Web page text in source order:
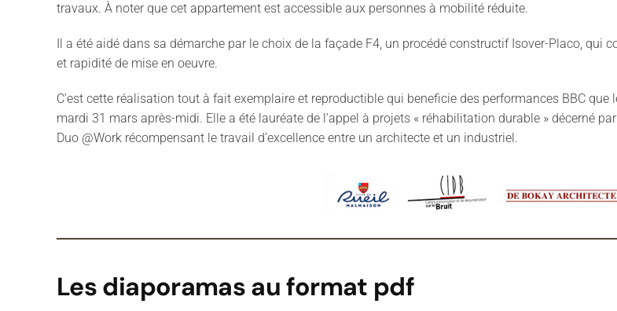
travaux. À noter que cet appartement est accessible aux personnes à mobilité réduite.
Il a été aidé dans sa démarche par le choix de la façade F4, un procédé constructif Isover-Placo,
et rapidité de mise en oeuvre.
C’est cette réalisation tout à fait exemplaire et reproductible qui beneficie des performances BBC
mardi 31 mars après-midi. Elle a été lauréate de l’appel à projets « réhabilitation durable » décerné
Duo @Work récompensant le travail d’excellence entre un architecte et un industriel.
Les diaporamas au format pdf